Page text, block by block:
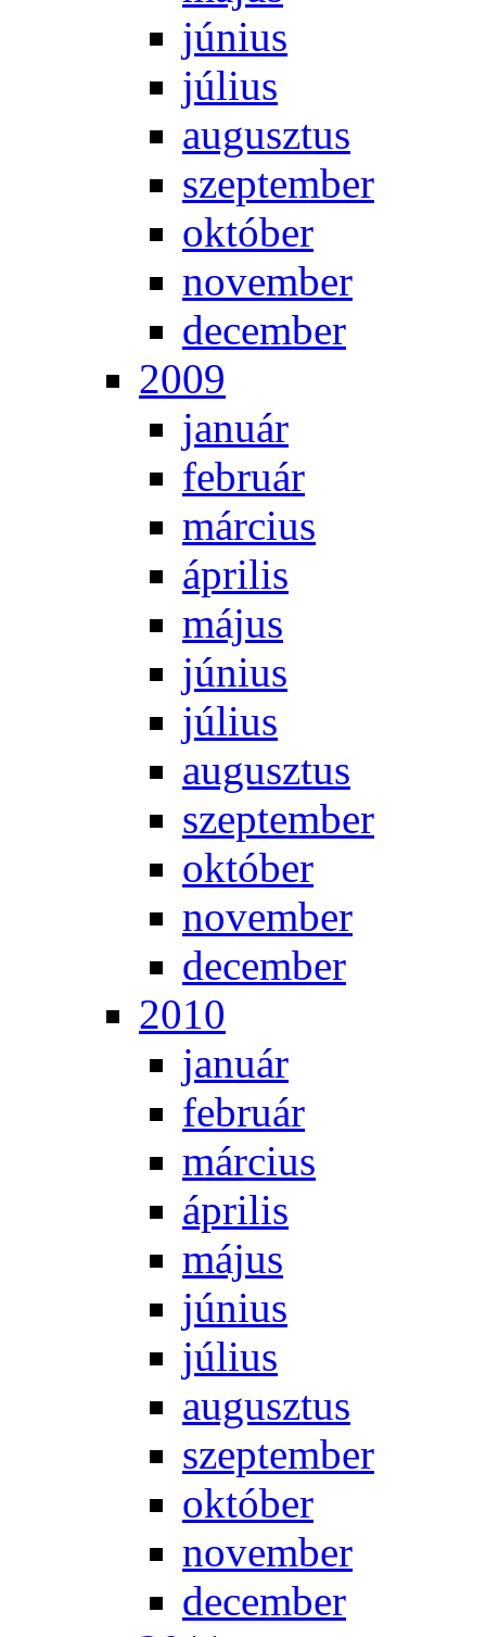
jú­ni­us
jú­li­us
au­gusz­tus
szep­tem­ber
ok­tó­ber
no­vem­ber
de­cem­ber
2009
ja­nu­ár
feb­ru­ár
már­ci­us
áp­ri­lis
má­jus
jú­ni­us
jú­li­us
au­gusz­tus
szep­tem­ber
ok­tó­ber
no­vem­ber
de­cem­ber
2010
ja­nu­ár
feb­ru­ár
már­ci­us
áp­ri­lis
má­jus
jú­ni­us
jú­li­us
au­gusz­tus
szep­tem­ber
ok­tó­ber
no­vem­ber
de­cem­ber